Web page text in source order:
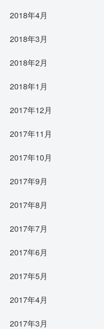
2018年4月
2018年3月
2018年2月
2018年1月
2017年12月
2017年11月
2017年10月
2017年9月
2017年8月
2017年7月
2017年6月
2017年5月
2017年4月
2017年3月